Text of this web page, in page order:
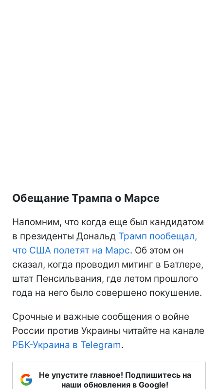
Обещание Трампа о Марсе
Напомним, что когда еще был кандидатом
в президенты Дональд Трамп пообещал,
что США полетят на Марс. Об этом он
сказал, когда проводил митинг в Батлере,
штат Пенсильвания, где летом прошлого
года на него было совершено покушение.
Срочные и важные сообщения о войне
России против Украины читайте на канале
РБК-Украина в Telegram.
Не упустите главное! Подпишитесь на
наши обновления в Google!